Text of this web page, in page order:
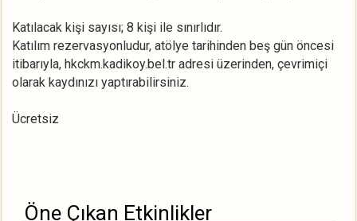
Katılacak kişi sayısı; 8 kişi ile sınırlıdır.
Katılım rezervasyonludur, atölye tarihinden beş gün öncesi
itibarıyla, hkckm.kadikoy.bel.tr adresi üzerinden, çevrimiçi
olarak kaydınızı yaptırabilirsiniz.
Ücretsiz
Öne Çıkan Etkinlikler